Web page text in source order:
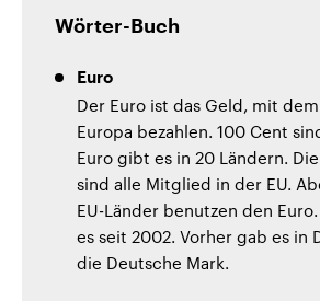
Wörter-Buch
Euro
Der Euro ist das Geld, mit
Europa bezahlen. 100 Cent
Euro gibt es in 20 Ländern.
sind alle Mitglied in der EU.
EU-Länder benutzen den
es seit 2002. Vorher gab es in
die Deutsche Mark.